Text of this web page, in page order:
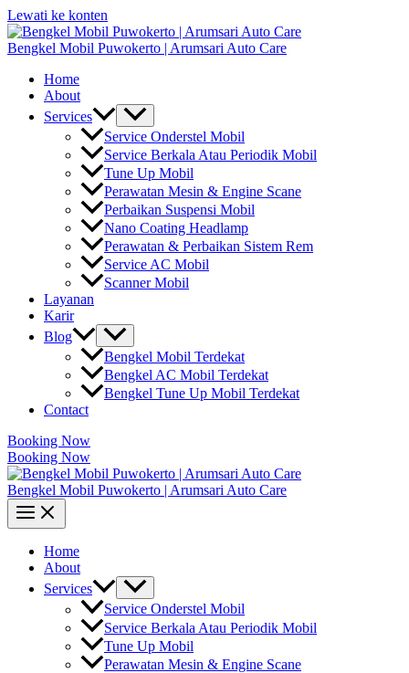
Lewati ke konten
Bengkel Mobil Puwokerto | Arumsari Auto Care
Home
About
Services
Service Onderstel Mobil
Service Berkala Atau Periodik Mobil
Tune Up Mobil
Perawatan Mesin & Engine Scane
Perbaikan Suspensi Mobil
Nano Coating Headlamp
Perawatan & Perbaikan Sistem Rem
Service AC Mobil
Scanner Mobil
Layanan
Karir
Blog
Bengkel Mobil Terdekat
Bengkel AC Mobil Terdekat
Bengkel Tune Up Mobil Terdekat
Contact
Booking Now
Booking Now
Bengkel Mobil Puwokerto | Arumsari Auto Care
Home
About
Services
Service Onderstel Mobil
Service Berkala Atau Periodik Mobil
Tune Up Mobil
Perawatan Mesin & Engine Scane